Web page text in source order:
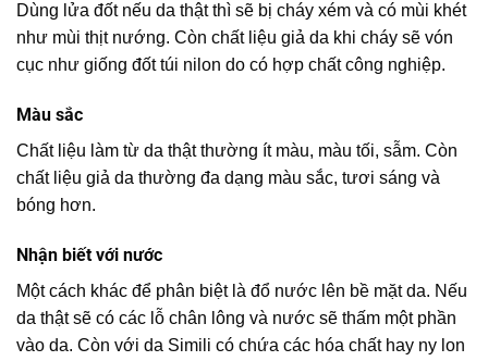
Dùng lửa đốt nếu da thật thì sẽ bị cháy xém và có mùi khét
như mùi thịt nướng. Còn chất liệu giả da khi cháy sẽ vón
cục như giống đốt túi nilon do có hợp chất công nghiệp.
Màu sắc
Chất liệu làm từ da thật thường ít màu, màu tối, sẫm. Còn
chất liệu giả da thường đa dạng màu sắc, tươi sáng và
bóng hơn.
Nhận biết với nước
Một cách khác để phân biệt là đổ nước lên bề mặt da. Nếu
da thật sẽ có các lỗ chân lông và nước sẽ thấm một phần
vào da. Còn với da Simili có chứa các hóa chất hay ny lon